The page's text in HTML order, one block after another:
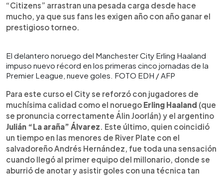
“Citizens” arrastran una pesada carga desde hace
mucho, ya que sus fans les exigen año con año ganar el
prestigioso torneo.
El delantero noruego del Manchester City Erling Haaland
impuso nuevo récord en los primeras cinco jornadas de la
Premier League, nueve goles. FOTO EDH / AFP
Para este curso el City se reforzó con jugadores de
muchísima calidad como el noruego Erling Haaland (que
se pronuncia correctamente Álin Joorlán) y el argentino
Julián “La araña” Álvarez. Este último, quien coincidió
un tiempo en las menores de River Plate con el
salvadoreño Andrés Hernández, fue toda una sensación
cuando llegó al primer equipo del millonario, donde se
aburrió de anotar y asistir goles con una técnica tan